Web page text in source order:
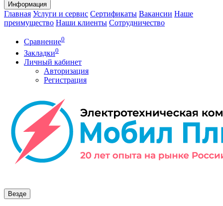
Информация
Главная Услуги и сервис Сертификаты Вакансии Наше
преимущество Наши клиенты Сотрудничество
Сравнение0
Закладки0
Личный кабинет
Авторизация
Регистрация
Везде